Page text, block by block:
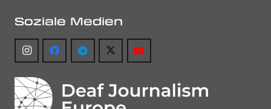
Soziale Medien